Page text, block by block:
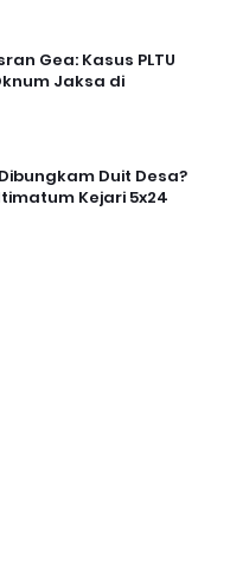
Gea: Kasus PLTU
Jaksa di
Duit Desa?
Kejari 5x24